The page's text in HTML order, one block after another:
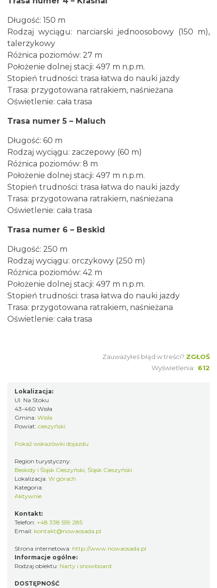
Długość: 150 m
Rodzaj wyciągu: narciarski jednoosobowy (150 m),
talerzykowy
Różnica poziomów: 27 m
Położenie dolnej stacji: 497 m n.p.m.
Stopień trudności: trasa łatwa do nauki jazdy
Trasa: przygotowana ratrakiem, naśnieżana
Oświetlenie: cała trasa
Trasa numer 5 – Maluch
Długość: 60 m
Rodzaj wyciągu: zaczepowy (60 m)
Różnica poziomów: 8 m
Położenie dolnej stacji: 497 m n.p.m.
Stopień trudności: trasa łatwa do nauki jazdy
Trasa: przygotowana ratrakiem, naśnieżana
Oświetlenie: cała trasa
Trasa numer 6 – Beskid
Długość: 250 m
Rodzaj wyciągu: orczykowy (250 m)
Różnica poziomów: 42 m
Położenie dolnej stacji: 497 m n.p.m.
Stopień trudności: trasa łatwa do nauki jazdy
Trasa: przygotowana ratrakiem, naśnieżana
Oświetlenie: cała trasa
Zauważyłeś błąd w treści? ZGŁOŚ
Wyświetlenia: 612
Lokalizacja:
Ul. Na Stoku
43-460 Wisła
Gmina: Wisła
Powiat: cieszyński
Pokaż wskazówki dojazdu
Region turystyczny:
Beskidy i Śląsk Cieszyński, Śląsk Cieszyński
Lokalizacja: W górach
Kategoria:
Aktywnie
Kontakt:
Telefon: +48 338 559 285
Email: kontakt@nowaosada.pl
Strona internetowa: http://www.nowaosada.pl
Informacje ogólne:
Rodzaj obiektu: Narty i snowboard
DOSTĘPNOŚĆ